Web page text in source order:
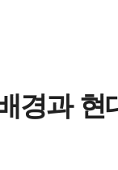
경과 현